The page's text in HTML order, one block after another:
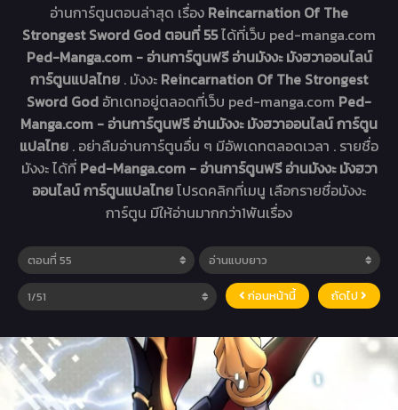
อ่านการ์ตูนตอนล่าสุด เรื่อง Reincarnation Of The
Strongest Sword God ตอนที่ 55ได้ที่เว็บ ped-manga.com
Ped-Manga.com - อ่านการ์ตูนฟรี อ่านมังงะ มังฮวาออนไลน์
การ์ตูนแปลไทย . มังงะ Reincarnation Of The Strongest
Sword God อัทเดทอยู่ตลอดที่เว็บ ped-manga.com Ped-
Manga.com - อ่านการ์ตูนฟรี อ่านมังงะ มังฮวาออนไลน์ การ์ตูน
แปลไทย . อย่าลืมอ่านการ์ตูนอื่น ๆ มีอัพเดทตลอดเวลา . รายชื่อ
มังงะ ได้ที่ Ped-Manga.com - อ่านการ์ตูนฟรี อ่านมังงะ มังฮวา
ออนไลน์ การ์ตูนแปลไทยโปรดคลิกที่เมนู เลือกรายชื่อมังงะ
การ์ตูน มีให้อ่านมากกว่า1พันเรื่อง
ก่อนหน้านี้ ถัดไป